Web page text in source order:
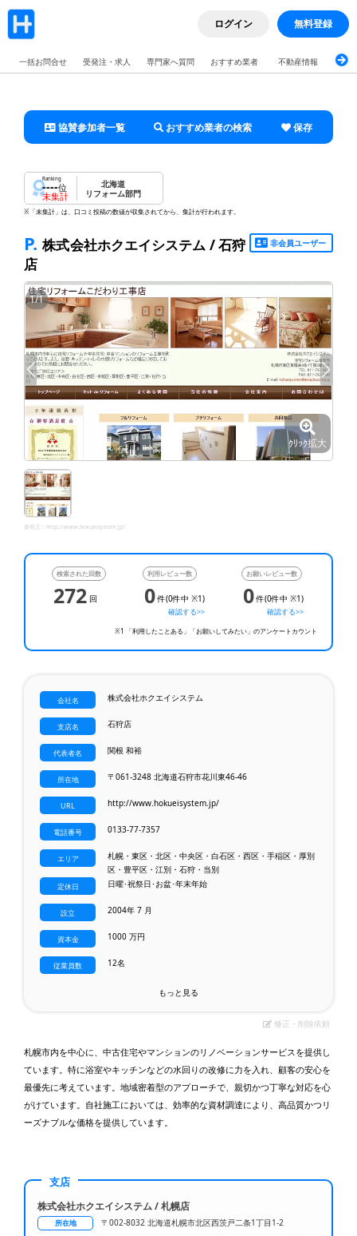
ログイン 無料登録
一括お問合せ 受発注・求人 専門家へ質問 おすすめ業者 不動産情報 ブログ
協賛参加者一覧 おすすめ業者の検索 保存
Ranking
----位
未集計
北海道
リフォーム部門
※「未集計」は、口コミ投稿の数値が収集されてから、集計が行われます。
P. 株式会社ホクエイシステム / 石狩
店
非会員ユーザー
1/1
ｸﾘｯｸ拡大
参照元： http://www.hokueisystem.jp/
検索された回数
272 回
利用レビュー数
0 件(0件中 ※1)
確認する>>
お願いレビュー数
0 件(0件中 ※1)
確認する>>
※1 「利用したことある」「お願いしてみたい」のアンケートカウント
会社名 株式会社ホクエイシステム
支店名 石狩店
代表者名 関根 和裕
所在地 〒061-3248 北海道石狩市花川東46-46
URL http://www.hokueisystem.jp/
電話番号 0133-77-7357
エリア
札幌・東区・北区・中央区・白石区・西区・手稲区・厚別
区・豊平区・江別・石狩・当別
定休日 日曜･祝祭日･お盆･年末年始
設立 2004年 7 月
資本金 1000 万円
従業員数 12名
もっと見る
修正・削除依頼
札幌市内を中心に、中古住宅やマンションのリノベーションサービスを提供し
ています。特に浴室やキッチンなどの水回りの改修に力を入れ、顧客の安心を
最優先に考えています。地域密着型のアプローチで、親切かつ丁寧な対応を心
がけています。自社施工においては、効率的な資材調達により、高品質かつリ
ーズナブルな価格を提供しています。
支店
株式会社ホクエイシステム / 札幌店
所在地 〒002-8032 北海道札幌市北区西茨戸二条1丁目1-2